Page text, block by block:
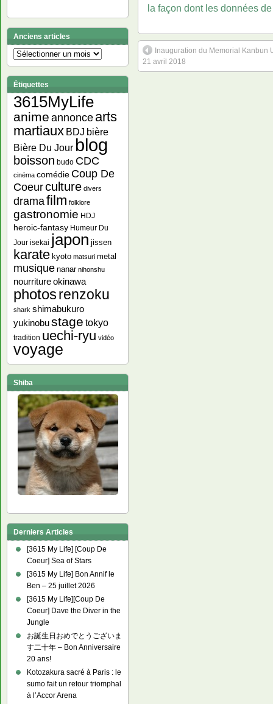
la façon dont les données
Inauguration du Memorial Kanbun
21 avril 2018
Anciens articles
Anciens
articles
Étiquettes
3615MyLife
anime annonce arts
martiaux BDJ bière
Bière Du Jour blog
boisson budo CDC
cinéma comédie Coup De
Coeurculture divers
dramafilm folklore
gastronomie HDJ
heroic-fantasy Humeur Du
Jour isekai japon jissen
karate kyoto matsuri metal
musique nanar nihonshu
nourritureokinawa
photosrenzoku
shark shimabukuro
yukinobustage tokyo
tradition uechi-ryu vidéo
voyage
Shiba
Derniers Articles
[3615 My Life] [Coup De
Coeur] Sea of Stars
[3615 My Life] Bon Annif le
Ben – 25 juillet 2026
[3615 My Life][Coup De
Coeur] Dave the Diver in the
Jungle
お誕生日おめでとうございま
す二十年 – Bon Anniversaire
20 ans!
Kotozakura sacré à Paris : le
sumo fait un retour triomphal
à l’Accor Arena